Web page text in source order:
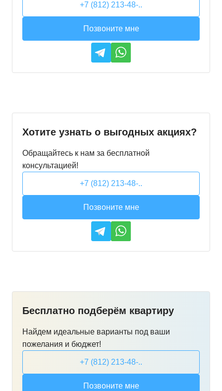
+7 (812) 213-48-..
Позвоните мне
Хотите узнать о выгодных акциях?
Обращайтесь к нам за бесплатной
консультацией!
+7 (812) 213-48-..
Позвоните мне
Бесплатно подберём квартиру
Найдем идеальные варианты под ваши
пожелания и бюджет!
+7 (812) 213-48-..
Позвоните мне